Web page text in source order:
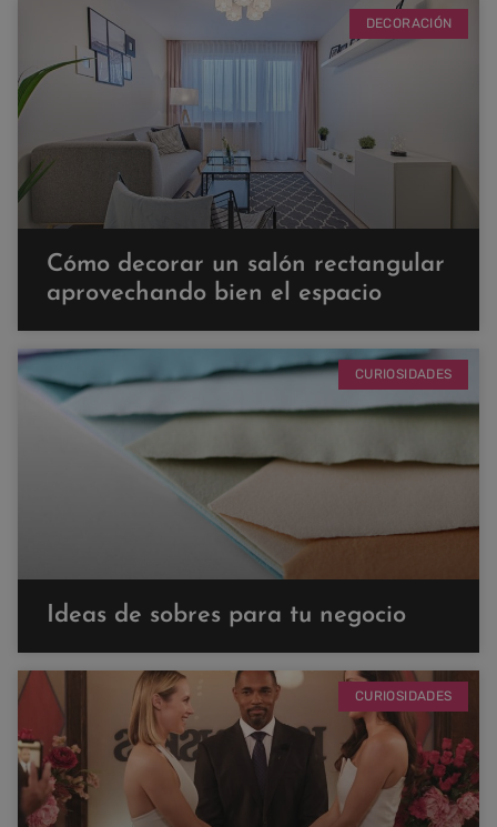
DECORACIÓN
Cómo decorar un salón rectangular
aprovechando bien el espacio
CURIOSIDADES
Ideas de sobres para tu negocio
CURIOSIDADES